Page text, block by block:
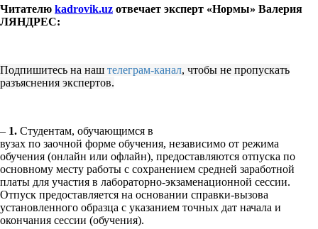
Читателю kadrovik.uz отвечает эксперт «Нормы» Валерия
ЛЯНДРЕС:
Подпишитесь на наш телеграм-канал, чтобы не пропускать
разъяснения экспертов.
– 1. Студентам, обучающимся в
вузах по заочной форме обучения, независимо от режима
обучения (онлайн или офлайн), предоставляются отпуска по
основному месту работы с сохранением средней заработной
платы для участия в лабораторно-экзаменационной сессии.
Отпуск предоставляется на основании справки-вызова
установленного образца с указанием точных дат начала и
окончания сессии (обучения).